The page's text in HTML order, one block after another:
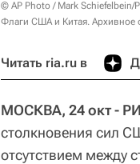
© AP Photo / Mark Schiefelbein/
Флаги США и Китая. Архивное
Читать ria.ru в
МОСКВА, 24 окт -
столкновения сил
отсутствием между